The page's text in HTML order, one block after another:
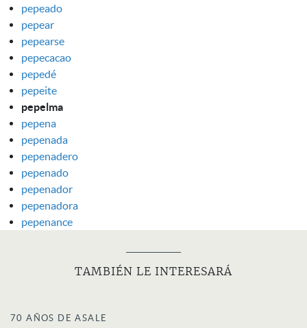
pepeado
pepear
pepearse
pepecacao
pepedé
pepeite
pepelma
pepena
pepenada
pepenadero
pepenado
pepenador
pepenadora
pepenance
TAMBIÉN LE INTERESARÁ
70 AÑOS DE ASALE